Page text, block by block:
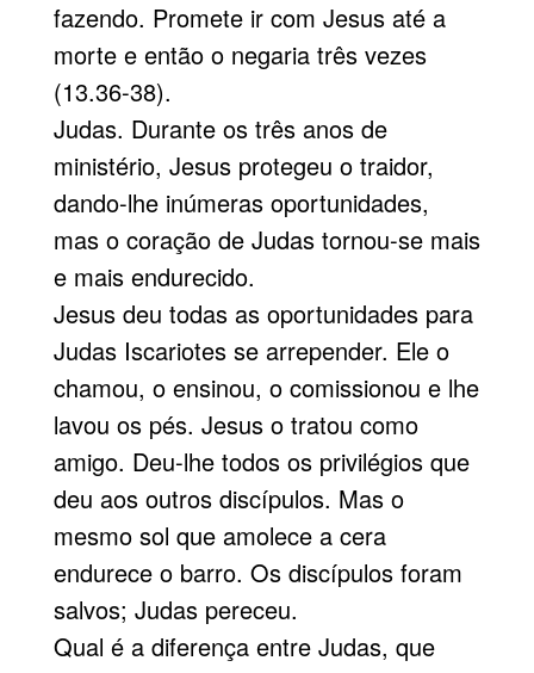
fazendo. Promete ir com Jesus até a
morte e então o negaria três vezes
(13.36-38).
Judas. Durante os três anos de
ministério, Jesus protegeu o traidor,
dando-lhe inúmeras oportunidades,
mas o coração de Judas tornou-se mais
e mais endurecido.
Jesus deu todas as oportunidades para
Judas Iscariotes se arrepender. Ele o
chamou, o ensinou, o comissionou e lhe
lavou os pés. Jesus o tratou como
amigo. Deu-lhe todos os privilégios que
deu aos outros discípulos. Mas o
mesmo sol que amolece a cera
endurece o barro. Os discípulos foram
salvos; Judas pereceu.
Qual é a diferença entre Judas, que